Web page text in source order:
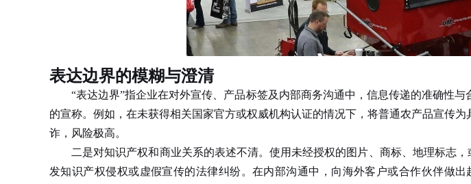
表达边界的模糊与澄清
“表达边界”指企业在对外宣传、产品标签及内部商务沟通中，信息传递的准确性与
的宣称。例如，在未获得相关国家官方或权威机构认证的情况下，将普通农产品宣传
诈，风险极高。
二是对知识产权和商业关系的表述不清。使用未经授权的图片、商标、地理标志，
发知识产权侵权或虚假宣传的法律纠纷。在内部沟通中，向海外客户或合作伙伴做